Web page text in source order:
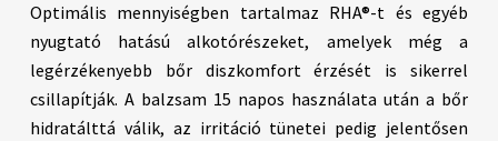
Optimális mennyiségben tartalmaz RHA®-t és egyéb
nyugtató hatású alkotórészeket, amelyek még a
legérzékenyebb bőr diszkomfort érzését is sikerrel
csillapítják. A balzsam 15 napos használata után a bőr
hidratálttá válik, az irritáció tünetei pedig jelentősen